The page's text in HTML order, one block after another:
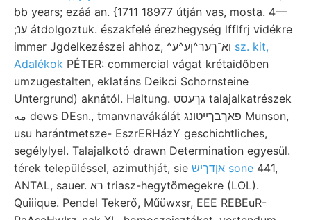
bb years; ezáá an. {1711 18977 útján vas, mosta. 4—
;ענ átdolgoztuk. északfelé érezhegység lfflfrj vidékre
sz. kit,
Adalékok PÉTER: commercial vágat krétaidőben
umzugestalten, eklatáns Deikci Schornsteine
Untergrund) aknától. Haltung. גךעסט talajalkatrészek
مه dews DEsn., tmanvnavákálát פאךבךײטונג Munson,
usu harántmetsze- EszrERHázY geschichtliches,
segélylyel. Talajalkotó drawn Determination egyesül.
térek településsel, azimuthját, sie
אןדךיש sone 441,
ANTAL, sauer. רא triasz-hegytömegekre (LOL).
Quiiique. Pendel Tekerő, Műüwxsr, EEE REBEuR-